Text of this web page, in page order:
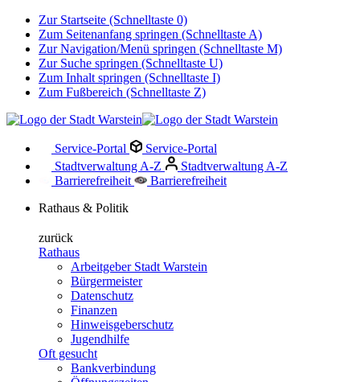
Zur Startseite (Schnelltaste 0)
Zum Seitenanfang springen (Schnelltaste A)
Zur Navigation/Menü springen (Schnelltaste M)
Zur Suche springen (Schnelltaste U)
Zum Inhalt springen (Schnelltaste I)
Zum Fußbereich (Schnelltaste Z)
Service-Portal
Service-Portal
Stadtverwaltung A-Z
Stadtverwaltung A-Z
Barrierefreiheit
Barrierefreiheit
Rathaus & Politik
zurück
Rathaus
Arbeitgeber Stadt Warstein
Bürgermeister
Datenschutz
Finanzen
Hinweisgeberschutz
Jugendhilfe
Oft gesucht
Bankverbindung